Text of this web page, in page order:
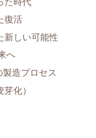
復活
新しい可能性
へ
造プロセス
化）